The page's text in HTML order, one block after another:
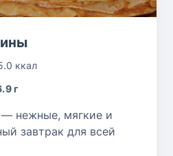
ккал
г
нежные, мягкие и
завтрак для всей